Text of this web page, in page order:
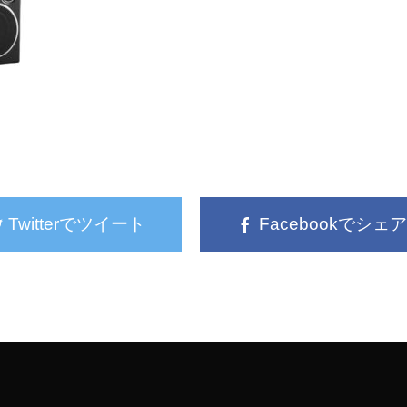
Twitterでツイート Facebookでシェア